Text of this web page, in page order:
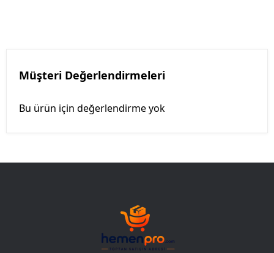
Müşteri Değerlendirmeleri
Bu ürün için değerlendirme yok